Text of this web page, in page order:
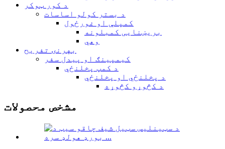
د کور ټوکر
د بستر کولو اساسات
کمپلې او غورځول
بریښنایی کمبلونه
وهي
بهرنۍ تفریح
کیمپینګ او پیدل سفر
د کمپ پخلنځي
د پخلنځي او پخلنځي
د کڅوړو کڅوړه
مشخص محصولات